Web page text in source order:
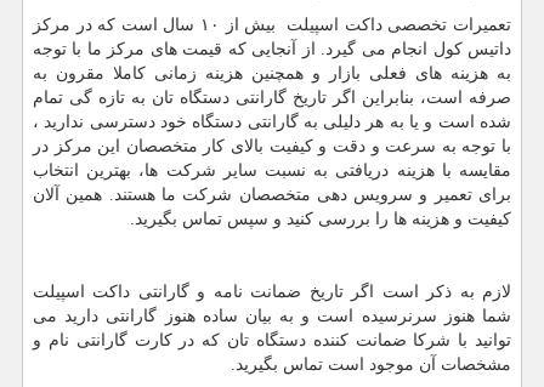
تعمیرات تخصصی داکت اسپیلت بیش از ۱۰ سال است که در مرکز
داتیس کول انجام می گیرد. از آنجایی که قیمت های مرکز ما با توجه
به هزینه های فعلی بازار و همچنین هزینه زمانی کاملا مقرون به
صرفه است، بنابراین اگر تاریخ گارانتی دستگاه تان به تازه گی تمام
شده است و یا به هر دلیلی به گارانتی دستگاه خود دسترسی ندارید ،
با توجه به سرعت و دقت و کیفیت بالای کار متخصصان این مرکز در
مقایسه با هزینه دریافتی به نسبت سایر شرکت ها، بهترین انتخاب
برای تعمیر و سرویس دهی متخصصان شرکت ما هستند. همین آلان
کیفیت و هزینه ها را بررسی کنید و سپس تماس بگیرید.
لازم به ذکر است اگر تاریخ ضمانت نامه و گارانتی داکت اسپیلت
شما هنوز سرنرسیده است و به بیان ساده هنوز گارانتی دارید می
توانید با شرکا ضمانت کننده دستگاه تان که در کارت گارانتی نام و
مشخصات آن موجود است تماس بگیرید.